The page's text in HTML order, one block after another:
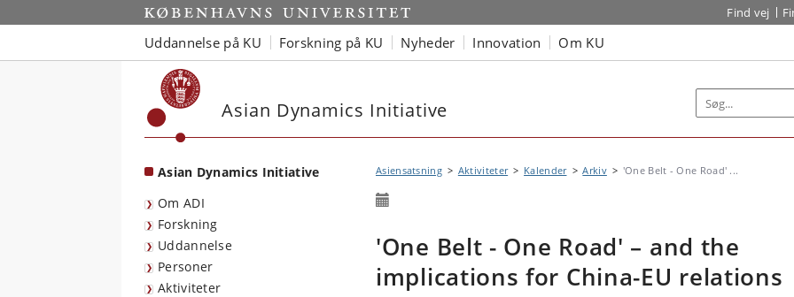
Start Find vej
Uddannelse på KU Forskning på KU Nyheder Innovation Om KU
Asian Dynamics Initiative
Asian Dynamics Initiative
Om ADI
Forskning
Uddannelse
Personer
Aktiviteter
Asiensatsning Aktiviteter Kalender Arkiv 'One Belt - One Road' ...
'One Belt - One Road' – and the
implications for China-EU relations